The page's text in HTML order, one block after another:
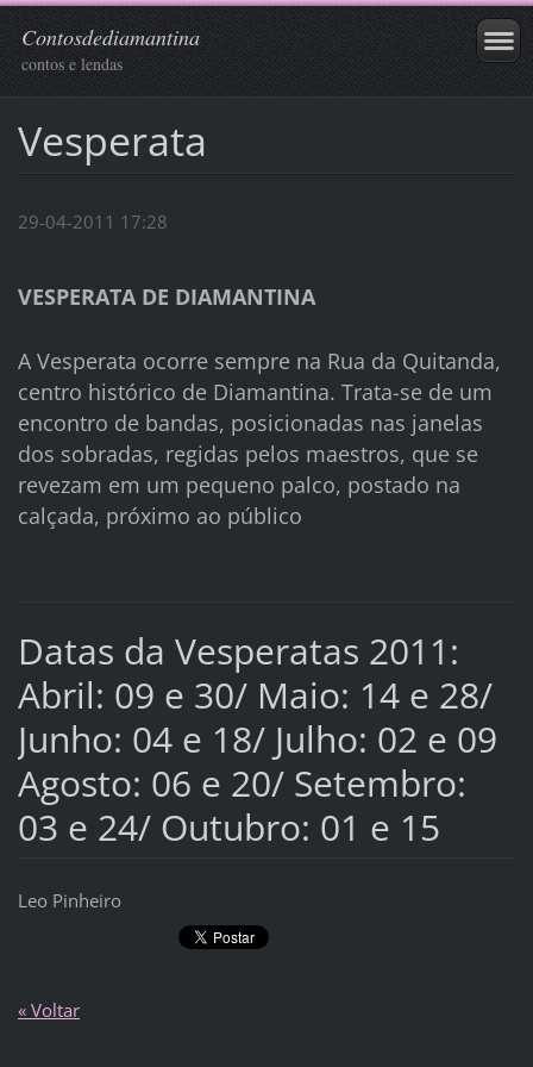
Contosdediamantina
contos e lendas
Vesperata
29-04-2011 17:28
VESPERATA DE DIAMANTINA
A Vesperata ocorre sempre na Rua da Quitanda,
centro histórico de Diamantina. Trata-se de um
encontro de bandas, posicionadas nas janelas
dos sobradas, regidas pelos maestros, que se
revezam em um pequeno palco, postado na
calçada, próximo ao público
Datas da Vesperatas 2011:
Abril: 09 e 30/ Maio: 14 e 28/
Junho: 04 e 18/ Julho: 02 e 09
Agosto: 06 e 20/ Setembro:
03 e 24/ Outubro: 01 e 15
Leo Pinheiro
« Voltar